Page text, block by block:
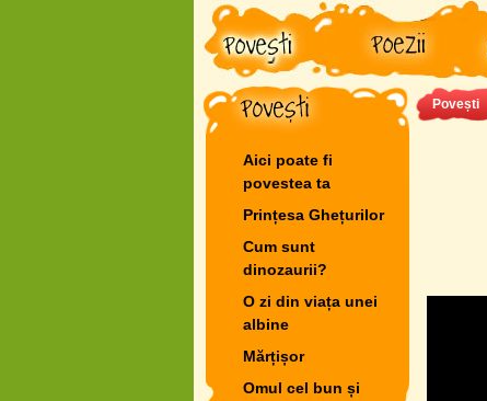
Aici poate fi
povestea ta
Prințesa Ghețurilor
Cum sunt
dinozaurii?
O zi din viața unei
albine
Mărțișor
Omul cel bun și
Povești